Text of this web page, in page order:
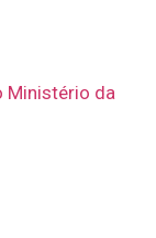
Ministério da